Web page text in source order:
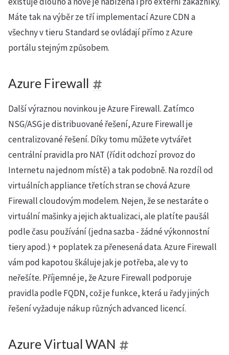
Máte tak na výběr ze tří implementací Azure CDN a
všechny v tieru Standard se ovládají přímo z Azure
portálu stejným způsobem.
Azure Firewall
Další výraznou novinkou je Azure Firewall. Zatímco
NSG/ASG je distribuované řešení, Azure Firewall je
centralizované řešení. Díky tomu můžete vytvářet
centrální pravidla pro NAT (řídit odchozí provoz do
Internetu na jednom místě) a tak podobně. Na rozdíl od
virtuálních appliance třetích stran se chová Azure
Firewall cloudovým modelem. Nejen, že se nestaráte o
virtuální mašinky a jejich aktualizaci, ale platíte paušál
podle času používání (jedna sazba - žádné výkonnostní
tiery apod.) + poplatek za přenesená data. Azure Firewall
vám pod kapotou škáluje jak je potřeba, ale vy to
neřešíte. Příjemné je, že Azure Firewall podporuje
pravidla podle FQDN, což je funkce, která u řady jiných
řešení vyžaduje nákup různých advanced licencí.
Azure Virtual WAN